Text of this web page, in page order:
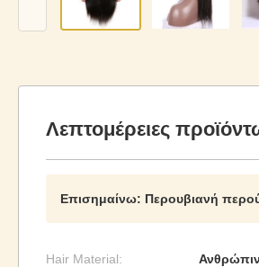
Λεπτομέρειες
Επισημαίνω: Περουβιανή
Hair Material: